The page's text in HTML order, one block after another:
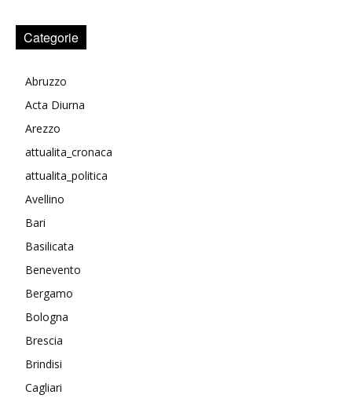
Categorie
Abruzzo
Acta Diurna
Arezzo
attualita_cronaca
attualita_politica
Avellino
Bari
Basilicata
Benevento
Bergamo
Bologna
Brescia
Brindisi
Cagliari